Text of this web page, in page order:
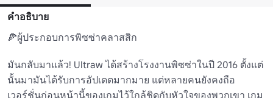
คำอธิบาย
🍕ผู้ประกอบการพิซซ่าคลาสสิก
มันกลับมาแล้ว! Ultraw ได้สร้างโรงงานพิซซ่าในปี 2016 ตั้งแต่
นั้นมามันได้รับการอัปเดตมากมาย แต่หลายคนยังคงถือ
เวอร์ชั่นก่อนหน้านี้ของเกมไว้ใกล้ชิดกับหัวใจของพวกเขา เกม